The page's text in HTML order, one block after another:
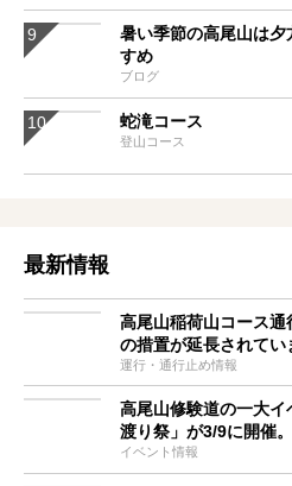
暑い季節の高尾山は
すめ
ブログ
蛇滝コース
登山コース
最新情報
高尾山稲荷山コース
の措置が延長されてい
運行・通行止め情報
高尾山修験道の一大
渡り祭」が3/9に開催
イベント情報